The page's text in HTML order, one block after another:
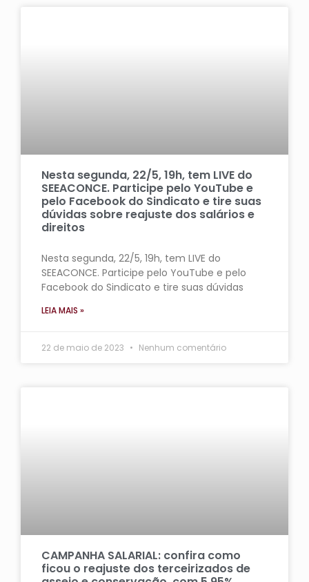
Nesta segunda, 22/5, 19h, tem LIVE do
SEEACONCE. Participe pelo YouTube e
pelo Facebook do Sindicato e tire suas
dúvidas sobre reajuste dos salários e
direitos
Nesta segunda, 22/5, 19h, tem LIVE do
SEEACONCE. Participe pelo YouTube e pelo
Facebook do Sindicato e tire suas dúvidas
LEIA MAIS »
22 de maio de 2023 Nenhum comentário
CAMPANHA SALARIAL: confira como
ficou o reajuste dos terceirizados de